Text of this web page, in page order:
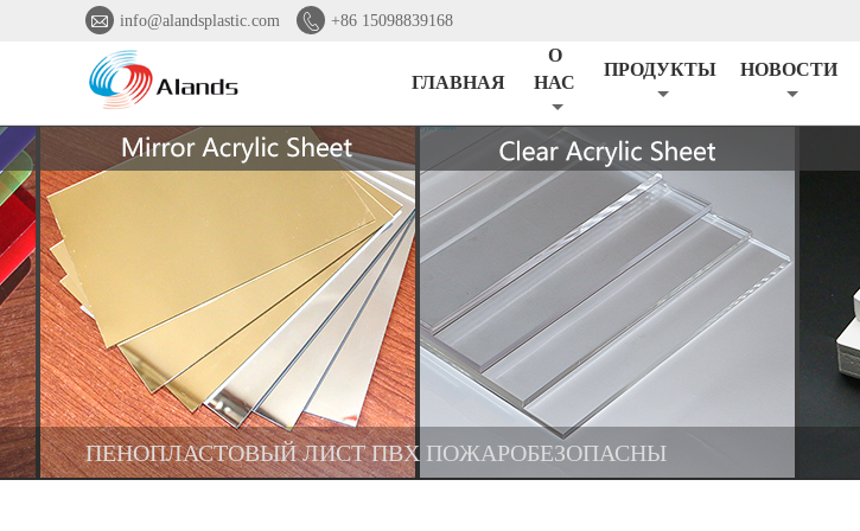
 info@alandsplastic.com  +86 15098839168
ГЛАВНАЯ
О
НАС
ПРОДУКТЫ НОВОСТИ
ПЕНОПЛАСТОВЫЙ ЛИСТ ПВХ ПОЖАРОБЕЗОПАСНЫ